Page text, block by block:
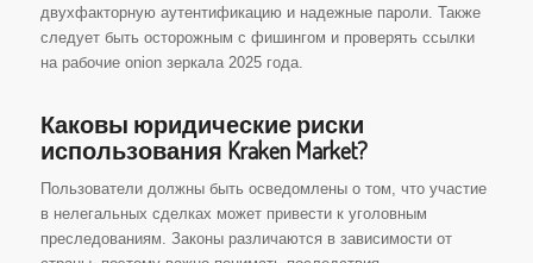
двухфакторную аутентификацию и надежные пароли. Также
следует быть осторожным с фишингом и проверять ссылки
на рабочие onion зеркала 2025 года.
Каковы юридические риски
использования Kraken Market?
Пользователи должны быть осведомлены о том, что участие
в нелегальных сделках может привести к уголовным
преследованиям. Законы различаются в зависимости от